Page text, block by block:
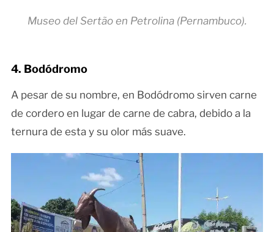
Museo del Sertão en Petrolina (Pernambuco).
4. Bodódromo
A pesar de su nombre, en Bodódromo sirven carne
de cordero en lugar de carne de cabra, debido a la
ternura de esta y su olor más suave.